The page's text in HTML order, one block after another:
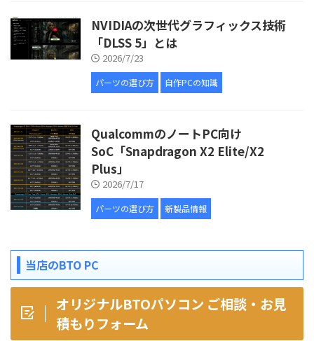
NVIDIAの次世代グラフィックス技術
「DLSS 5」とは
2026/7/23
パーツの選び方 自作PCの知識
QualcommのノートPC向け
SoC「Snapdragon X2 Elite/X2
Plus」
2026/7/17
パーツの選び方 新製品情報
当店のBTO PC
オリジナルBTOパソコン ご相談・お見
積もりフォーム